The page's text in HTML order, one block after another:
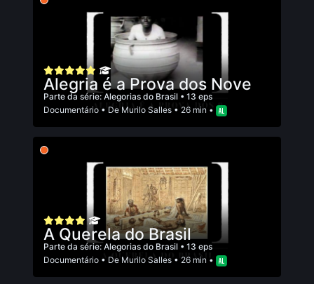
Alegria é a Prova dos Nove
Parte da série: Alegorias do Brasil • 13 eps
Documentário • De Murilo Salles • 26 min •
A Querela do Brasil
Parte da série:Alegorias do Brasil • 13 eps
Documentário • De Murilo Salles • 26 min •